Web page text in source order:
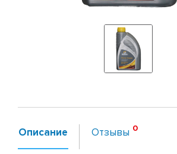
Описание Отзывы